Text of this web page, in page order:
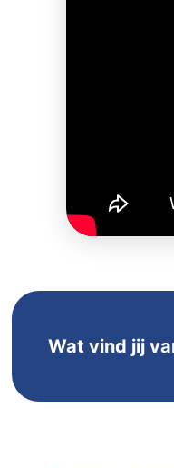
Wat vind jij